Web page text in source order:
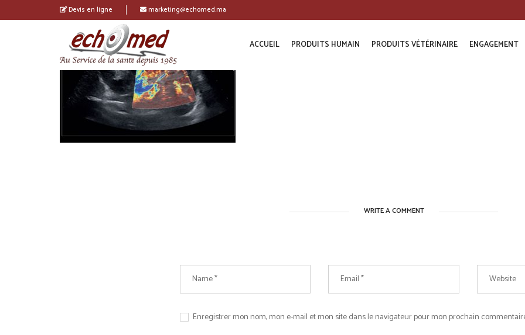
Devis en ligne marketing@echomed.ma
ACCUEIL PRODUITS HUMAIN PRODUITS VÉTÉRINAIRE ENGAGEMENT
WRITE A COMMENT
Enregistrer mon nom, mon e-mail et mon site dans le navigateur pour mon prochain